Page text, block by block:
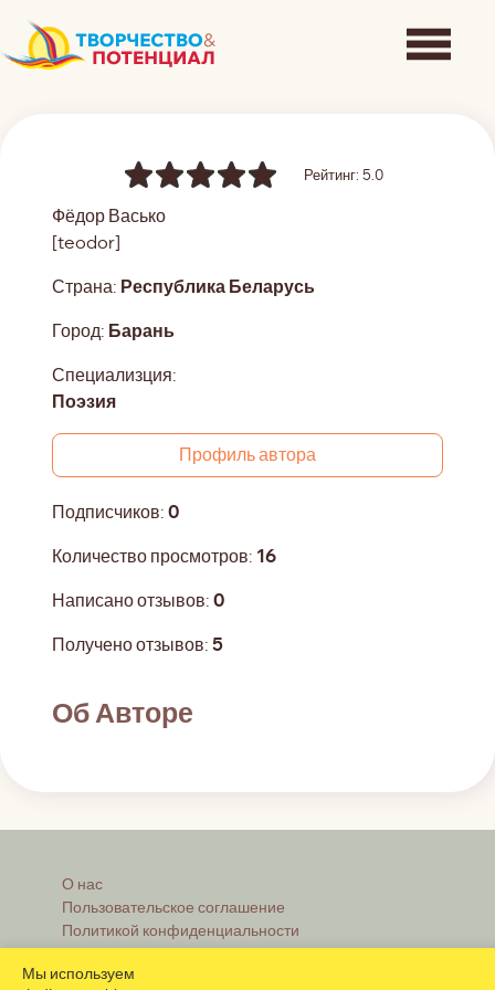
Рейтинг: 5.0
Фёдор Васько
[teodor]
Страна: Республика Беларусь
Город: Барань
Специализция:
Поэзия
Профиль автора
Подписчиков: 0
Количество просмотров: 16
Написано отзывов: 0
Получено отзывов: 5
Об Авторе
О нас
Пользовательское соглашение
Политикой конфиденциальности
Реклама
Мы используем